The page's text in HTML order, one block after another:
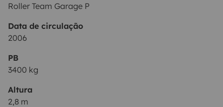
Roller Team Garage P
Data de circulação
2006
PB
3400 kg
Altura
2,8 m